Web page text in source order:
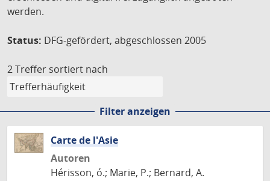
werden.
Status: DFG-gefördert, abgeschlossen 2005
2 Treffer sortiert nach
Filter anzeigen
Carte de l'Asie
Autoren
Hérisson, ó.; Marie, P.; Bernard, A.